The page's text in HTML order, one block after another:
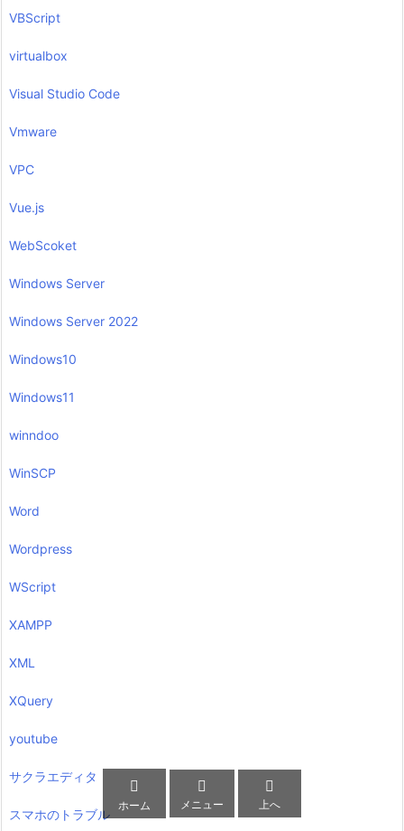
VBScript
virtualbox
Visual Studio Code
Vmware
VPC
Vue.js
WebScoket
Windows Server
Windows Server 2022
Windows10
Windows11
winndoo
WinSCP
Word
Wordpress
WScript
XAMPP
XML
XQuery
youtube
サクラエディタ
スマホのトラブル

ホーム

メニュー

上へ